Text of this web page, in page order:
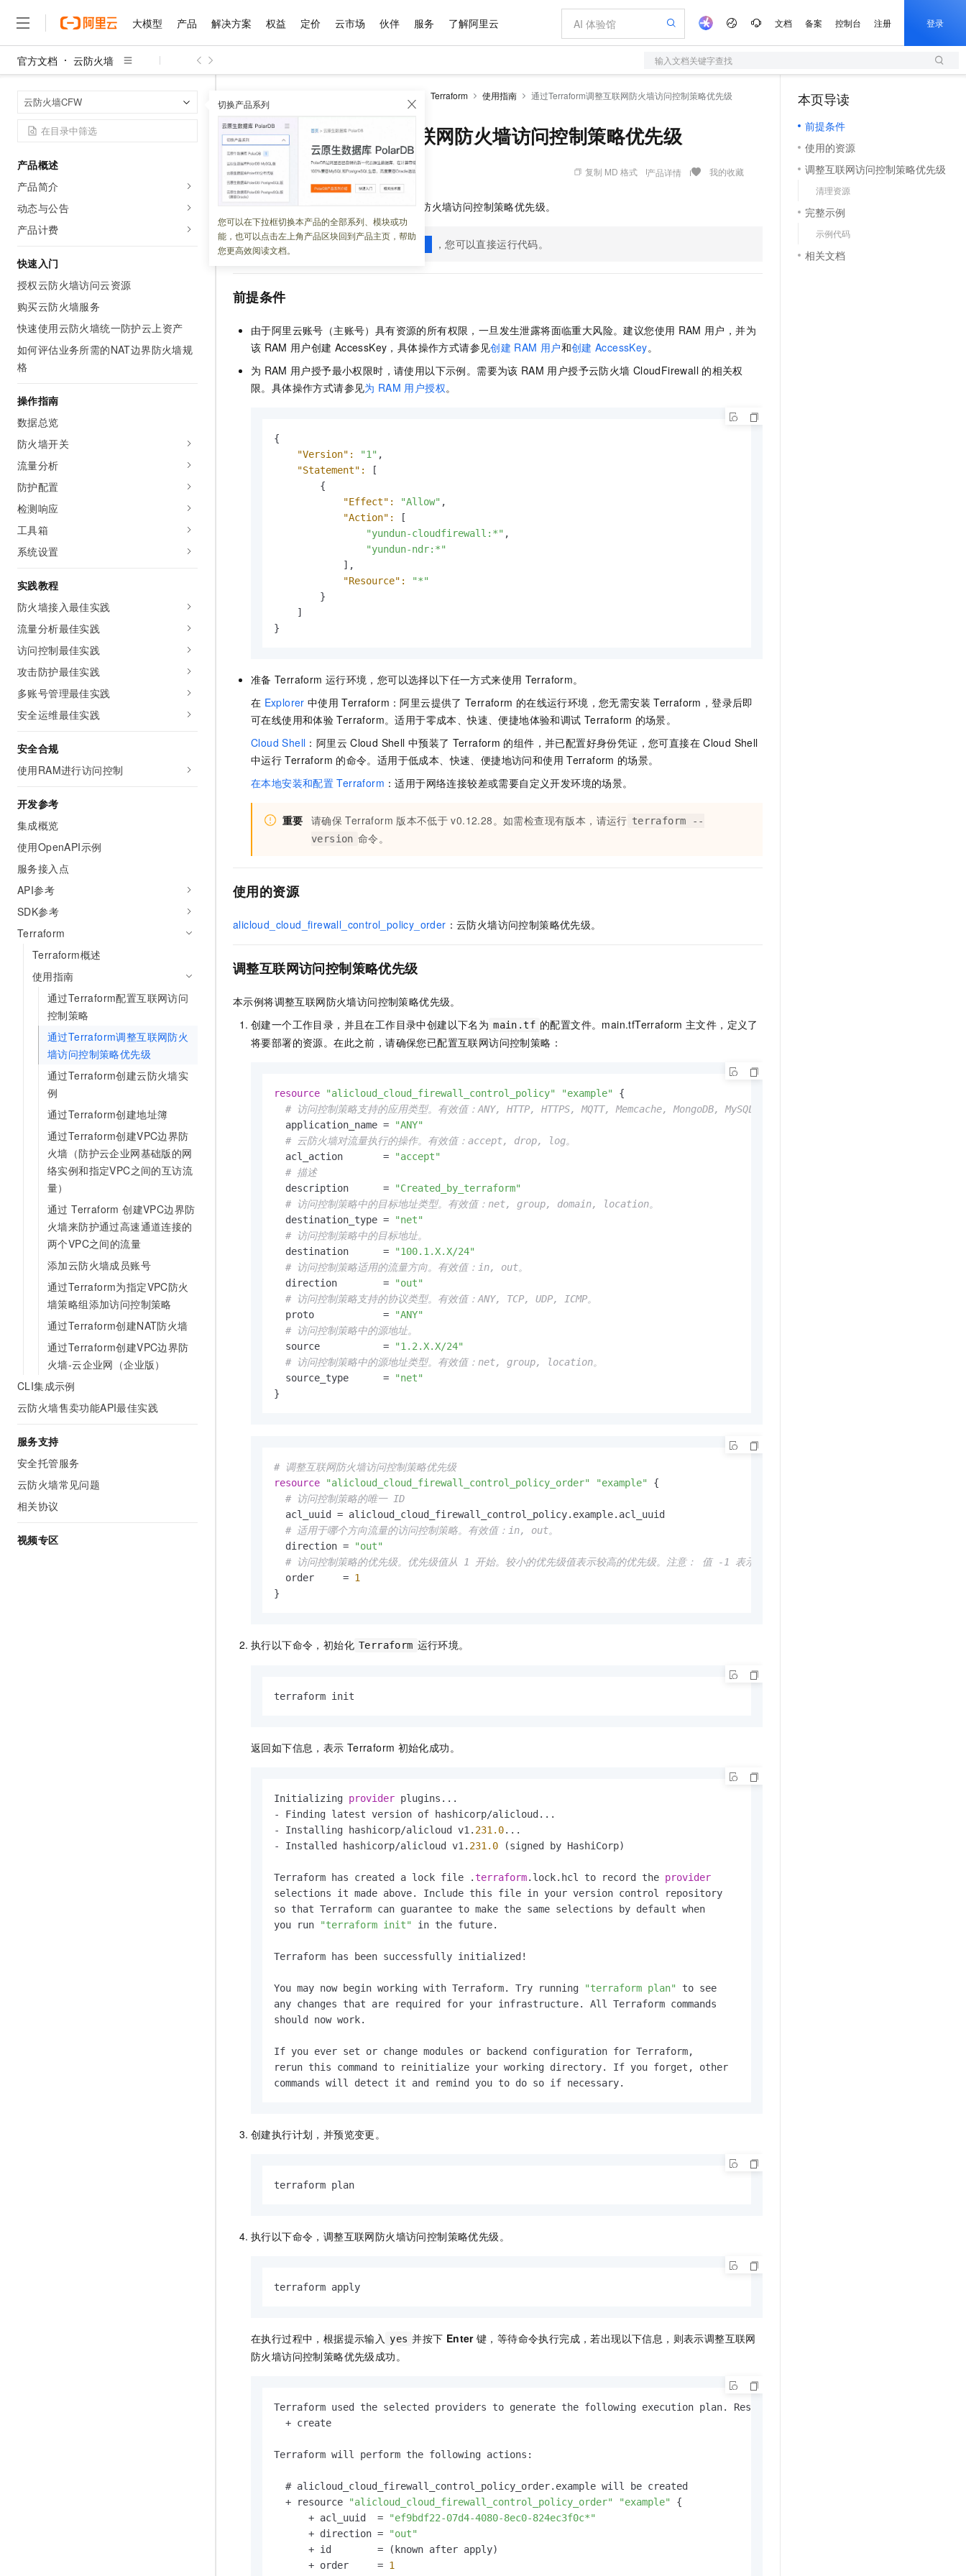
大模型 产品 解决方案 权益 定价 云市场 伙伴 服务 了解阿里云 文档 备案 控制台 注册 登录
官方文档 云防火墙 输入文档关键字查找
云防火墙CFW 切换产品系列
您可以在下拉框切换本产品的全部系列、模块或功
能，也可以点击左上角产品区块回到产品主页，帮助
您更高效阅读文档。
产品概述
产品简介
动态与公告
产品计费
快速入门
授权云防火墙访问云资源
购买云防火墙服务
快速使用云防火墙统一防护云上资产
如何评估业务所需的NAT边界防火墙规
格
操作指南
数据总览
防火墙开关
流量分析
防护配置
检测响应
工具箱
系统设置
实践教程
防火墙接入最佳实践
流量分析最佳实践
访问控制最佳实践
攻击防护最佳实践
多账号管理最佳实践
安全运维最佳实践
安全合规
使用RAM进行访问控制
开发参考
集成概览
使用OpenAPI示例
服务接入点
API参考
SDK参考
Terraform
Terraform概述
使用指南
通过Terraform配置互联网访问
控制策略
通过Terraform调整互联网防火
墙访问控制策略优先级
通过Terraform创建云防火墙实
例
通过Terraform创建地址簿
通过Terraform创建VPC边界防
火墙（防护云企业网基础版的网
络实例和指定VPC之间的互访流
量）
通过 Terraform 创建VPC边界防
火墙来防护通过高速通道连接的
两个VPC之间的流量
添加云防火墙成员账号
通过Terraform为指定VPC防火
墙策略组添加访问控制策略
通过Terraform创建NAT防火墙
通过Terraform创建VPC边界防
火墙-云企业网（企业版）
CLI集成示例
云防火墙售卖功能API最佳实践
服务支持
安全托管服务
云防火墙常见问题
相关协议
视频专区
Terraform 使用指南 通过Terraform调整互联网防火墙访问控制策略优先级
通过Terraform调整互联网防火墙访问控制策略优先级
更新时间： 2025-04-23 09:54:05 复制 MD 格式 产品详情 我的收藏
调整互联网防火墙访问控制策略优先级。
说明 当前示例代码支持 一键运行 ，您可以直接运行代码。
前提条件
由于阿里云账号（主账号）具有资源的所有权限，一旦发生泄露将面临重大风险。建议您使用 RAM 用户，并为
该 RAM 用户创建 AccessKey，具体操作方式请参见创建 RAM 用户和创建 AccessKey。
为 RAM 用户授予最小权限时，请使用以下示例。需要为该 RAM 用户授予云防火墙 CloudFirewall 的相关权
限。具体操作方式请参见为 RAM 用户授权。
{
"Version":
"1" ,
"Statement":
[
        {
"Effect":
"Allow" ,
"Action":
[
"yundun-cloudfirewall:*" ,
"yundun-ndr:*"
            ],
"Resource":
"*"
        }
    ]
}
准备 Terraform 运行环境，您可以选择以下任一方式来使用 Terraform。
在 Explorer 中使用 Terraform：阿里云提供了 Terraform 的在线运行环境，您无需安装 Terraform，登录后即
可在线使用和体验 Terraform。适用于零成本、快速、便捷地体验和调试 Terraform 的场景。
Cloud Shell ：阿里云 Cloud Shell 中预装了 Terraform 的组件，并已配置好身份凭证，您可直接在 Cloud Shell
中运行 Terraform 的命令。适用于低成本、快速、便捷地访问和使用 Terraform 的场景。
在本地安装和配置 Terraform ：适用于网络连接较差或需要自定义开发环境的场景。
重要 请确保 Terraform 版本不低于 v0.12.28。如需检查现有版本，请运行 terraform --
version 命令。
使用的资源
alicloud_cloud_firewall_control_policy_order ：云防火墙访问控制策略优先级。
调整互联网访问控制策略优先级
本示例将调整互联网防火墙访问控制策略优先级。
创建一个工作目录，并且在工作目录中创建以下名为 main.tf 的配置文件。 main.tfTerraform 主文件，定义了
将要部署的资源。在此之前，请确保您已配置互联网访问控制策略：
resource "alicloud_cloud_firewall_control_policy" "example"
{
# 访问控制策略支持的应用类型。有效值：ANY, HTTP, HTTPS, MQTT, Memcache, MongoDB, MySQL, RDP, Redis, SMTP, SMTPS, SSH, SSL,
  application_name =
"ANY"
# 云防火墙对流量执行的操作。有效值：accept, drop, log。
  acl_action       =
"accept"
# 描述
  description      =
"Created_by_terraform"
# 访问控制策略中的目标地址类型。有效值：net, group, domain, location。
  destination_type =
"net"
# 访问控制策略中的目标地址。
  destination      =
"100.1.X.X/24"
# 访问控制策略适用的流量方向。有效值：in, out。
  direction        =
"out"
# 访问控制策略支持的协议类型。有效值：ANY, TCP, UDP, ICMP。
  proto            =
"ANY"
# 访问控制策略中的源地址。
  source           =
"1.2.X.X/24"
# 访问控制策略中的源地址类型。有效值：net, group, location。
  source_type      =
"net"
}
# 调整互联网防火墙访问控制策略优先级
resource
"alicloud_cloud_firewall_control_policy_order" "example"
{
# 访问控制策略的唯一 ID
  acl_uuid = alicloud_cloud_firewall_control_policy.example.acl_uuid
# 适用于哪个方向流量的访问控制策略。有效值：in, out。
  direction =
"out"
# 访问控制策略的优先级。优先级值从 1 开始。较小的优先级值表示较高的优先级。注意： 值 -1 表示最低优先级。
  order     =
1
}
执行以下命令，初始化 Terraform 运行环境。
terraform init
返回如下信息，表示 Terraform 初始化成功。
Initializing provider plugins...
- Finding latest version of hashicorp/alicloud...
- Installing hashicorp/alicloud v1. 231.0...
- Installed hashicorp/alicloud v1. 231.0 (signed by HashiCorp)
Terraform has created a lock file .terraform.lock.hcl to record the provider
selections it made above. Include this file in your version control repository
so that Terraform can guarantee to make the same selections by default when
you run
"terraform init" in the future.
Terraform has been successfully initialized!
You may now begin working with Terraform. Try running "terraform plan"
to see
any changes that are required for your infrastructure. All Terraform commands
should now work.
If you ever set or change modules or backend configuration for Terraform,
rerun this command to reinitialize your working directory. If you forget, other
commands will detect it and remind you to do so if necessary.
创建执行计划，并预览变更。
terraform plan
执行以下命令，调整互联网防火墙访问控制策略优先级。
terraform apply
在执行过程中，根据提示输入 yes 并按下 Enter 键，等待命令执行完成，若出现以下信息，则表示调整互联网
防火墙访问控制策略优先级成功。
Terraform used the selected providers to generate the following execution plan. Resource actions are indicated with the
  + create
Terraform will perform the following actions :
  # alicloud_cloud_firewall_control_policy_order.example will be created
  + resource
"alicloud_cloud_firewall_control_policy_order" "example"
{
      + acl_uuid  =
"ef9bdf22-07d4-4080-8ec0-824ec3f0c*"
      + direction =
"out"
      + id        = (known after apply)
      + order     =
1
本页导读
前提条件
使用的资源
调整互联网访问控制策略优先级
清理资源
完整示例
示例代码
相关文档
大模型
大模型服务平台百炼
大模型
文本生成
Qwen3.8-Max HOT
智能体时代全能旗舰模型
视觉 Coding、空间感知、多模态思考等全面升级
Kimi 最新旗舰模型，长程编程与推理利器
1M上下文，专为长程任务能力而生 文戏情感细腻自然，动作戏激烈拳拳到肉，实现更强表演能力
语音识别与合成
Qwen3-TTS-Flash
大模型服务
千问AI平台-模型体验
在线体验全尺寸、多种模态的模型效果
新一代 AI 视频生成模型，深度适配广告营销等场景
AI 应用构建
人工智能平台 PAI
快速部署 Dify，高效搭建 AI 应用
产品
精选产品
人工智能与机器学习
存储
网络与CDN
安全
数据库
大数据计算
企业服务与云通信
域名与网站
开发工具
迁移与运维管理
专有云
精选产品
大模型服务平台百炼
大模型服务与应用平台
千问大模型
多元化、高性能、安全可靠的大模型服务
无影云电脑
随时随地安全接入的云上超级电脑
云解析DNS
云原生大数据计算服务 MaxCompute
面向分析的企业级SaaS模式云数据仓库
域名与网站
提供智能易用的域名与建站服务
对象存储 OSS
人工智能平台 PAI 大模型
一站式AI开发、训练和推理服务
Qoder CN
安全可靠、弹性可伸缩的云计算服务
全托管，含MySQL、PostgreSQL、SQL Server、MariaDB多引擎
轻量应用服务器
数字证书管理服务（原SSL证书）
实现全站HTTPS，呈现可信的WEB访问
解决方案
精选解决方案
AI
现代化应用
安全
网络
上云与迁云
企业出海
政企业务
精选解决方案
千问办公，解锁你的工作新方式
企业级Agent产品，直接交付可用成果
Agency Agents：拥有专属领域专家
多领域专家智能体,一键组建 AI 虚拟交付团队
HappyHorse 打造一站式影视创作平台
快速拥有专属 OpenClaw
睿译宝，AI翻译排版一步到位
上传文档即自动完成翻译和格式还原
GLM-5.2：长任务时代开源旗舰模型
Hermes Agent，打造自进化智能体
自主进化，持久记忆，越用越聪明
Claude Code + GStack 打造工程团队
轻松解锁专属 DeepSeek-V4-Pro
一句话生成原生可编辑精美 PPT 文稿
输入一句话想法, 轻松生成专业的 PPT
一键部署幻兽帕鲁游戏服务器
一键购买专属联机服务器，轻松开启游戏
漫剧工坊：一站式动画创作平台
快速生产连贯的高质量长漫剧
高效部署网站，快速应用到小程序
权益 普惠上云
普惠上云 官方力荐
云服务器38元/年起，超值低价云产品抢先购
官方推荐返现计划
推荐新用户得奖励，单订单最高返9万
云工开物
高校专属算力普惠，学生认证享300元代金券
免费试用
解决方案免费试用 新老同享
最高领取价值200元试用点，立即开启云上创新
AI 产品 免费试用
1亿+ 大模型 tokens 和 30+ 款产品免费体验
140+云产品 免费试用
产品新客免费试用，最长12个月
助力企业全员 AI 认知与能力提升
AI 特惠
智启 AI 普惠权益
至高享 1亿+免费 tokens，加速 Al 应用落地
阿里云 OPC 创新助力计划
至高百万元 Token 补贴，加速一人公司成长
Token Plan 模型订阅计划 NEW
Qwen3.8-Max 首发尝鲜，限时加量 10 倍，夜间低至2折
千问办公，限时限量积分加倍 NEW
Night Plan 支持 Qwen 3.8-Max NEW
夜间 5 折，Qwen/Meoo/TokenPlan 客户专享
AI 场景体验
智能编程，一键开启高性价比 AI 编程新体验
从图文生成到视频创作，一键激活电商全链路生产力
AI 办公
AI智能应用，一键激活高效办公新体验
智能客服
AI 活动
AI 生产力先锋
先锋实践拓展 AI 生产力的边界
飞天发布时刻
所见，即是所愿
从基础到进阶，Agent 创客手把手教你
创新加速
定价 产品定价
了解云产品的定价详情
云上成本管理
管理和优化成本
价格计算器
自助选配和估算价格
价格优势
推动算力普惠，释放技术红利
配置报价器
阿里云 OPC 创新助力计划
Token 补贴，五大权
益加速 OPC 成功
云市场 精选商城
网站建设
多端小程序
Salesforce 国际版订阅
友盟天域
观测云
Tuya 物联网平台阿里云版
电子合同
Tableau 订阅
AI空中课堂在线直播课堂（旗舰版）
行业生态解决方案
开发者生态解决方案
AI 开发和 AI 应用解决方案
数据与 API
数据集
手机三要素
身份实名认证
短信
OCR 文字识别
发票查验
企业应用
ERP
CRM
基础软件
宝塔 Linux
Red Hat
SUSE
专业服务
上云迁移
伙伴 成为销售伙伴
分销伙伴
咨询伙伴
销售伙伴合作计划
Salesforce On Alibaba Cloud
Consulting Partner 合作计划
AI 大模型销售与服务生态合作计划
成为产品伙伴
产品生态集成认证中心
产品生态伙伴
产品生态伙伴工作台
产品伙伴合作计划
弹性计算合作计划
服务生态伙伴
服务伙伴合作计划
Al MaaS 服务伙伴赋能合作
伙伴信用分合作计划
更多支持
合作伙伴培训与认证
查询合作伙伴
登录合作伙伴管理后台
服务 售前咨询
在线服务
售后服务
自助服务
工单服务
短信专区
企业增值服务
企业支持计划
专家技术服务
企业增值服务台
企业成长
服务实践
阿里云认证
全部认证
开发者社区
我要建议
了解阿里云 为什么选择阿里云
什么是云计算
技术领先
稳定可靠
安全合规
分析师报告
研究报告与白皮书
云开发大赛
入门学习赛
最佳实践
云上春晚
云上奥运之旅
云栖战略参考
云上的中国
看见新力量
金融模力时刻
市场活动
阿里云中企出海大会
云工开物
科研合作
加入我们
校园招聘